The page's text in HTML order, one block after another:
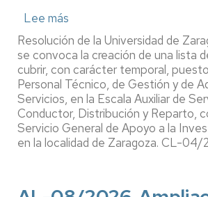
de
la
Investigación
Lee más
CL-
04/2026.
Creación
listas
espera
PTGAS.
Escala
Auxiliar
Resolución de la Universidad de
se convoca la creación de una lista
cubrir, con carácter temporal,
Personal Técnico, de Gestión y de
Servicios, en la Escala Auxiliar de
Conductor, Distribución y Reparto,
Servicio General de Apoyo a la
en la localidad de Zaragoza. CL-04/